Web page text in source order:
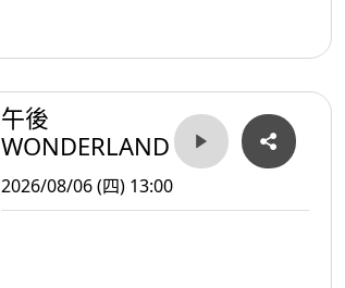
午後
WONDERLAND
2026/08/06 (四) 13:00